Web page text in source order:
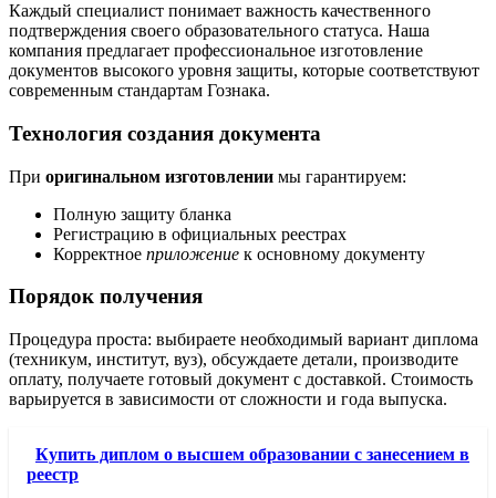
Каждый специалист понимает важность качественного
подтверждения своего образовательного статуса. Наша
компания предлагает профессиональное изготовление
документов высокого уровня защиты, которые соответствуют
современным стандартам Гознака.
Технология создания документа
При оригинальном изготовлении мы гарантируем:
Полную защиту бланка
Регистрацию в официальных реестрах
Корректное приложение к основному документу
Порядок получения
Процедура проста: выбираете необходимый вариант диплома
(техникум, институт, вуз), обсуждаете детали, производите
оплату, получаете готовый документ с доставкой. Стоимость
варьируется в зависимости от сложности и года выпуска.
Купить диплом о высшем образовании с занесением в
реестр